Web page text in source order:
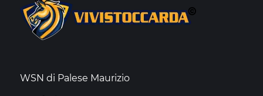
WSN di Palese Maurizio